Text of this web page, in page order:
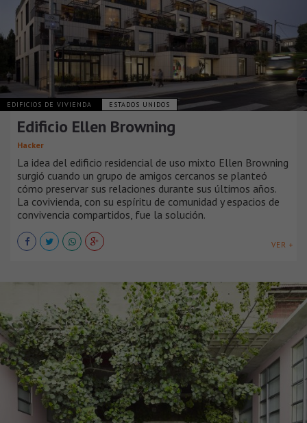
EDIFICIOS DE VIVIENDA ESTADOS UNIDOS
Edificio Ellen Browning
Hacker
La idea del edificio residencial de uso mixto Ellen Browning
surgió cuando un grupo de amigos cercanos se planteó
cómo preservar sus relaciones durante sus últimos años.
La covivienda, con su espíritu de comunidad y espacios de
convivencia compartidos, fue la solución.
VER +